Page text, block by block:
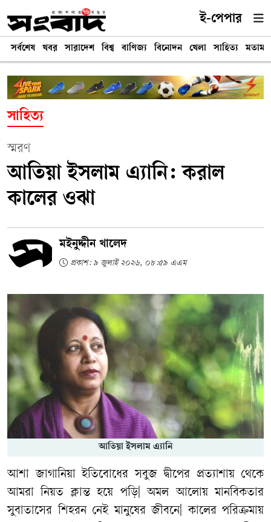
ই-পেপার
সর্বশেষ খবর সারাদেশ বিশ্ব বাণিজ্য বিনোদন খেলা সাহিত্য মতামত
সাহিত্য
স্মরণ
আতিয়া ইসলাম এ্যানি: করাল
কালের ওঝা
মইনুদ্দীন খালেদ
প্রকাশ: ৯ জুলাই ২০২৬, ০৮:৫৯ এএম
আতিয়া ইসলাম এ্যানি
আশা জাগানিয়া ইতিবোধের সবুজ দ্বীপের প্রত্যাশায় থেকে
আমরা নিয়ত ক্লান্ত হয়ে পড়ি|অমল আলোয় মানবিকতার
সুবাতাসের শিহরন নেই মানুষের জীবনে|কালের পরিক্রমায়